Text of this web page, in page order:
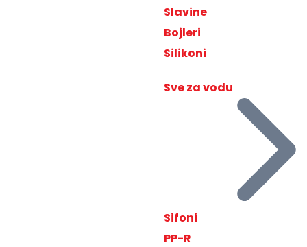
Slavine
Bojleri
Silikoni
Sve za vodu
Sifoni
PP-R